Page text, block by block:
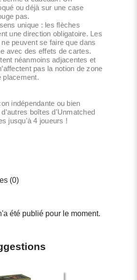
ou déjà sur une case
pas.
unique : les flèches
une direction obligatoire. Les
peuvent se faire que dans
avec des effets de cartes.
néanmoins adjacentes et
pas la notion de zone
placement.
indépendante ou bien
boîtes d'Unmatched
jusqu'à 4 joueurs !
(0)
été publié pour le moment.